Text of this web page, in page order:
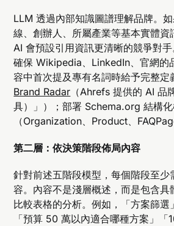
LLM 透過內部知識圖譜理解品牌。
線、創辦人、所屬產業等基本實體資
AI 會預設引用資訊更清晰的競爭對手
確保 Wikipedia、LinkedIn、官網的
容中首次提及專有名詞時給予完整定
Brand Radar （Ahrefs 提供的 AI 品
具）」）；部署 Schema.org 結構
（Organization、Product、
第二層：依決策階段佈局內容
針對前述五階段模型，每個階段至
容。內容不是淺層概述，而是包含具
比較表格的分析。例如，「方案篩
「預算 50 萬以內適合哪種方案」「